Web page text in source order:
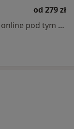
od 279 zł
Specjalista nie oferuje umawiania online pod tym adresem.